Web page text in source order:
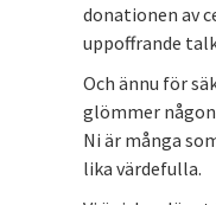
donationen av
uppoffrande
Och ännu för
glömmer
Ni är många
lika värdefulla.